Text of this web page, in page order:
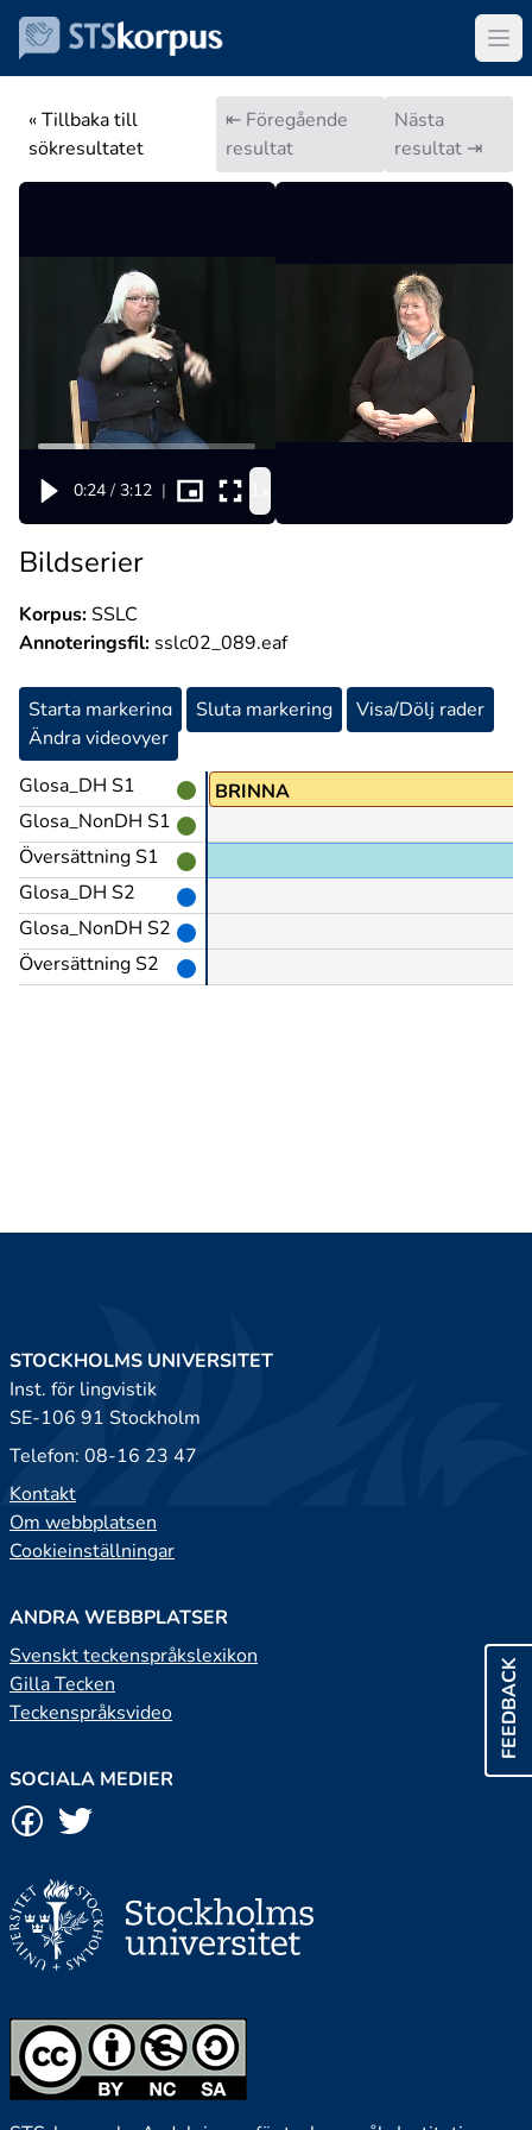
« Tillbaka till
sökresultatet
⇤ Föregående
resultat
Nästa
resultat ⇥
0:24 / 3:12 |
Bildserier
Korpus:SSLC
Annoteringsfil: sslc02_089.eaf
Starta markering Sluta markering
Visa/Dölj rader
Ändra videovyer
Glosa_DH S1
Glosa_NonDH S1
Översättning S1
Glosa_DH S2
Glosa_NonDH S2
Översättning S2
BRINNA
FEEDBACK
STOCKHOLMS UNIVERSITET
Inst. för lingvistik
SE-106 91 Stockholm
Telefon: 08-16 23 47
Kontakt
Om webbplatsen
Cookieinställningar
ANDRA WEBBPLATSER
Svenskt teckenspråkslexikon
Gilla Tecken
Teckenspråksvideo
SOCIALA MEDIER